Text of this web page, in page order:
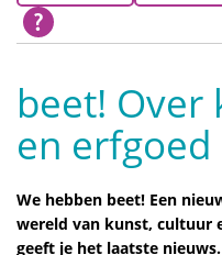
beet! Over
en
We hebben beet! Een
wereld van kunst, cultuur
geeft je het laatste